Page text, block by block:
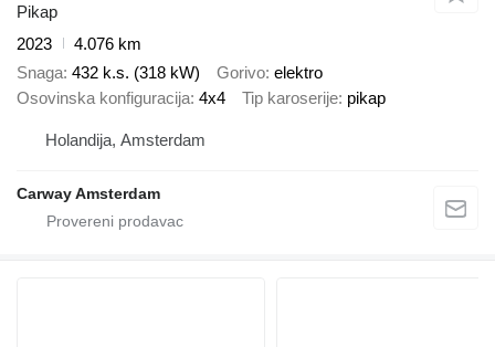
Pikap
2023
4.076 km
Snaga 432 k.s. (318 kW) Gorivo elektro
Osovinska konfiguracija 4x4 Tip karoserije pikap
Holandija, Amsterdam
Carway Amsterdam